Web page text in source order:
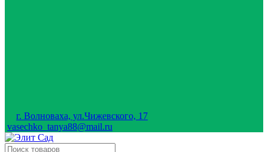
г. Волноваха, ул.Чижевского, 17
vasechko_tanya88@mail.ru